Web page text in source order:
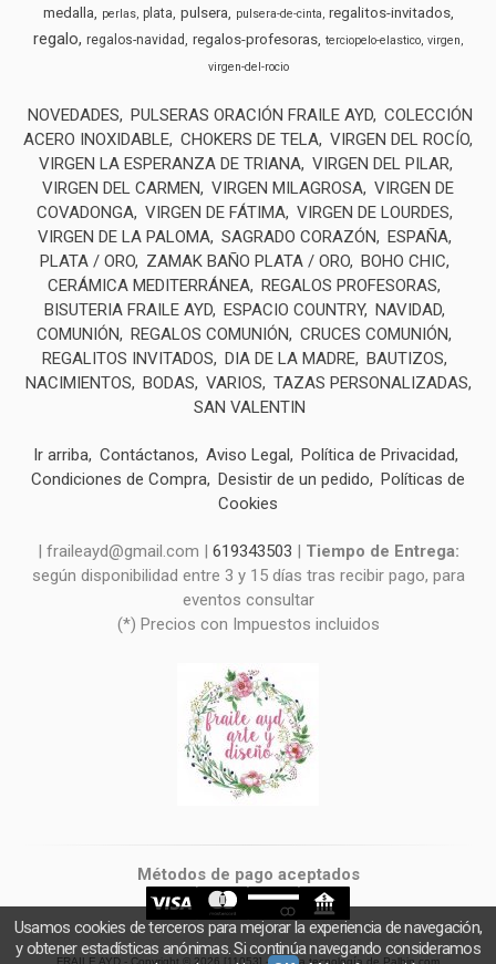
medalla perlas plata pulsera pulsera-de-cinta regalitos-invitados
regalo regalos-navidad regalos-profesoras terciopelo-elastico virgen
virgen-del-rocio
NOVEDADES PULSERAS ORACIÓN FRAILE AYD COLECCIÓN
ACERO INOXIDABLE CHOKERS DE TELA VIRGEN DEL ROCÍO
VIRGEN LA ESPERANZA DE TRIANA VIRGEN DEL PILAR
VIRGEN DEL CARMEN
VIRGEN MILAGROSA VIRGEN DE
COVADONGA VIRGEN DE FÁTIMA VIRGEN DE LOURDES
VIRGEN DE LA PALOMA SAGRADO CORAZÓN
ESPAÑA
PLATA / ORO
ZAMAK BAÑO PLATA / ORO BOHO CHIC
CERÁMICA MEDITERRÁNEA REGALOS PROFESORAS
BISUTERIA FRAILE AYD ESPACIO COUNTRY NAVIDAD
COMUNIÓN
REGALOS COMUNIÓN
CRUCES COMUNIÓN
REGALITOS INVITADOS
DIA DE LA MADRE BAUTIZOS
NACIMIENTOS
BODAS VARIOS
TAZAS PERSONALIZADAS
SAN VALENTIN
Ir arriba Contáctanos Aviso Legal
Política de Privacidad
Condiciones de Compra Desistir de un pedido
Políticas de
Cookies
| fraileayd@gmail.com | 619343503 | Tiempo de Entrega:
según disponibilidad entre 3 y 15 días tras recibir pago, para
eventos consultar
(*) Precios con Impuestos incluidos
Métodos de pago aceptados
FRAILE AYD - Copyright © 2026 [11053] - Con la tecnología de Palbin.com
Usamos cookies de terceros para mejorar la experiencia de navegación,
y obtener estadísticas anónimas. Si continúa navegando consideramos